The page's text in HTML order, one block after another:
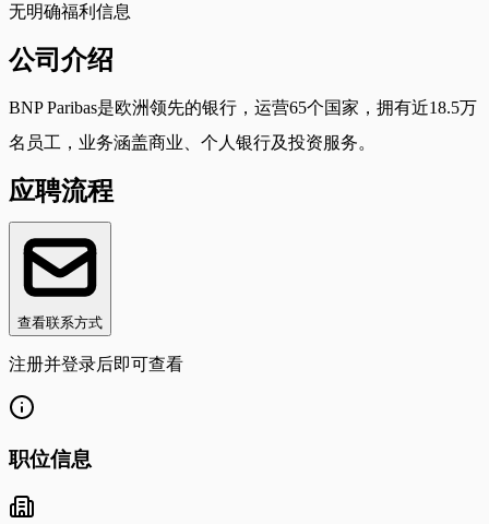
无明确福利信息
公司介绍
BNP Paribas是欧洲领先的银行，运营65个国家，拥有近18.5万
名员工，业务涵盖商业、个人银行及投资服务。
应聘流程
查看联系方式
注册并登录后即可查看
职位信息